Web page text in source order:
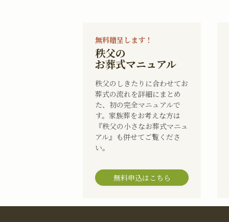
無料贈呈します！
秩父の
お葬式マニュアル
秩父のしきたりに合わせてお
葬式の流れを詳細にまとめ
た、初の完全マニュアルで
す。家族葬をお考えな方は
『秩父の小さなお葬式マニュ
アル』も併せてご覧くださ
い。
無料申込はこちら